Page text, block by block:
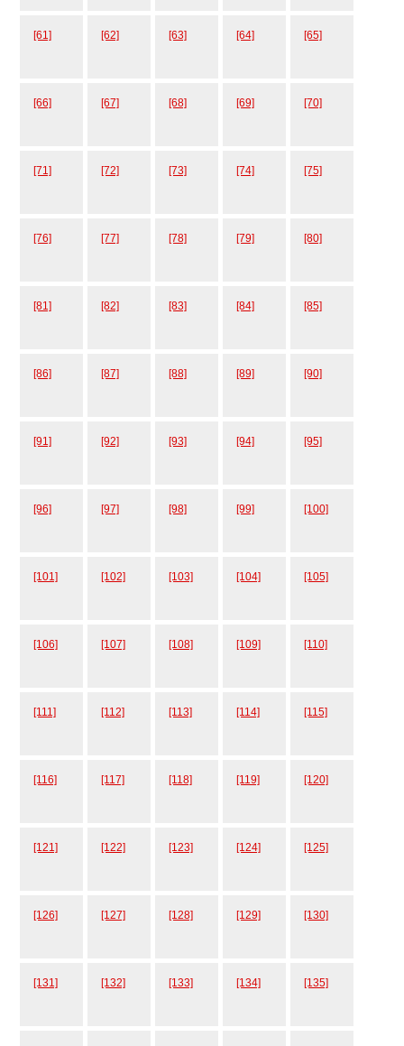
[61] [62] [63] [64] [65]
[66] [67] [68] [69] [70]
[71] [72] [73] [74] [75]
[76] [77] [78] [79] [80]
[81] [82] [83] [84] [85]
[86] [87] [88] [89] [90]
[91] [92] [93] [94] [95]
[96] [97] [98] [99] [100]
[101] [102] [103] [104] [105]
[106] [107] [108] [109] [110]
[111] [112] [113] [114] [115]
[116] [117] [118] [119] [120]
[121] [122] [123] [124] [125]
[126] [127] [128] [129] [130]
[131] [132] [133] [134] [135]